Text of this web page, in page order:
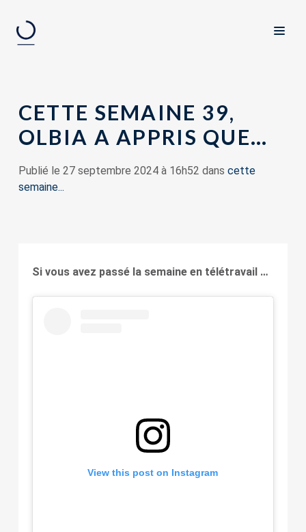
CETTE SEMAINE 39,
OLBIA A APPRIS QUE…
Publié le 27 septembre 2024 à 16h52 dans cette
semaine...
Si vous avez passé la semaine en télétravail …
View this post on Instagram